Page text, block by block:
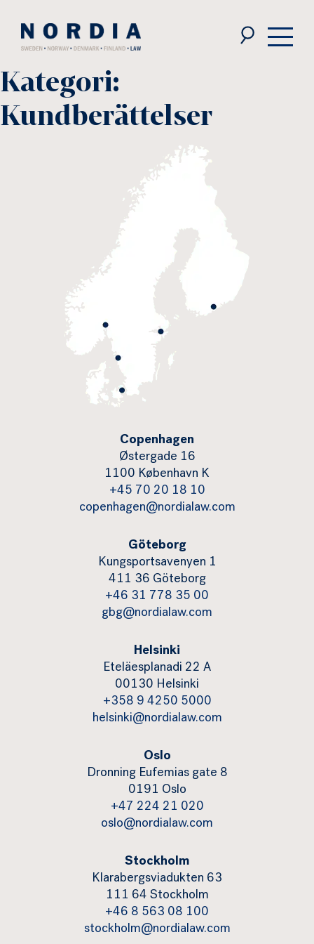
Law
Kategori:
Kundberättelser
Copenhagen
Østergade 16
1100 København K
+45 70 20 18 10
copenhagen@nordialaw.com
Göteborg
Kungsportsavenyen 1
411 36 Göteborg
+46 31 778 35 00
gbg@nordialaw.com
Helsinki
Eteläesplanadi 22 A
00130 Helsinki
+358 9 4250 5000
helsinki@nordialaw.com
Oslo
Dronning Eufemias gate 8
0191 Oslo
+47 224 21 020
oslo@nordialaw.com
Stockholm
Klarabergsviadukten 63
111 64 Stockholm
+46 8 563 08 100
stockholm@nordialaw.com